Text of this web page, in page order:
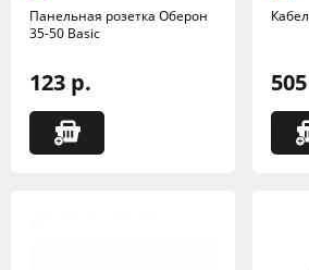
Панельная розетка Оберон
35-50 Basic
123 р.